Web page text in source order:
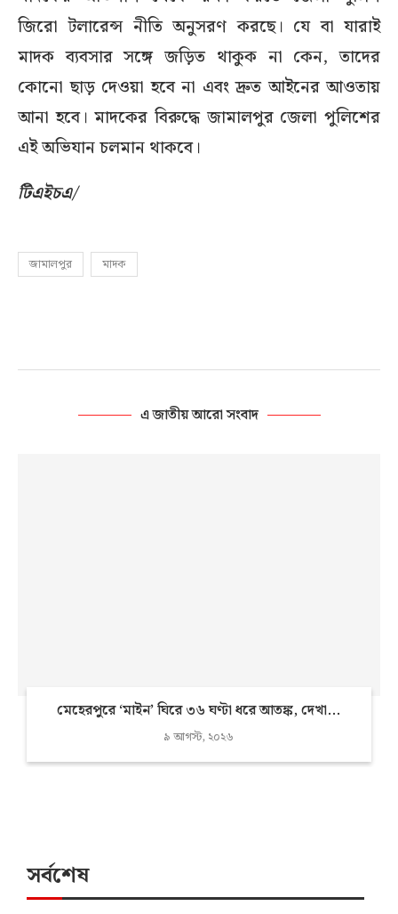
জিরো টলারেন্স নীতি অনুসরণ করছে। যে বা যারাই
মাদক ব্যবসার সঙ্গে জড়িত থাকুক না কেন, তাদের
কোনো ছাড় দেওয়া হবে না এবং দ্রুত আইনের আওতায়
আনা হবে। মাদকের বিরুদ্ধে জামালপুর জেলা পুলিশের
এই অভিযান চলমান থাকবে।
টিএইচএ/
জামালপুর মাদক
এ জাতীয় আরো সংবাদ
মেহেরপুরে ‘মাইন’ ঘিরে ৩৬ ঘণ্টা ধরে আতঙ্ক, দেখা...
৯ আগস্ট, ২০২৬
সর্বশেষ